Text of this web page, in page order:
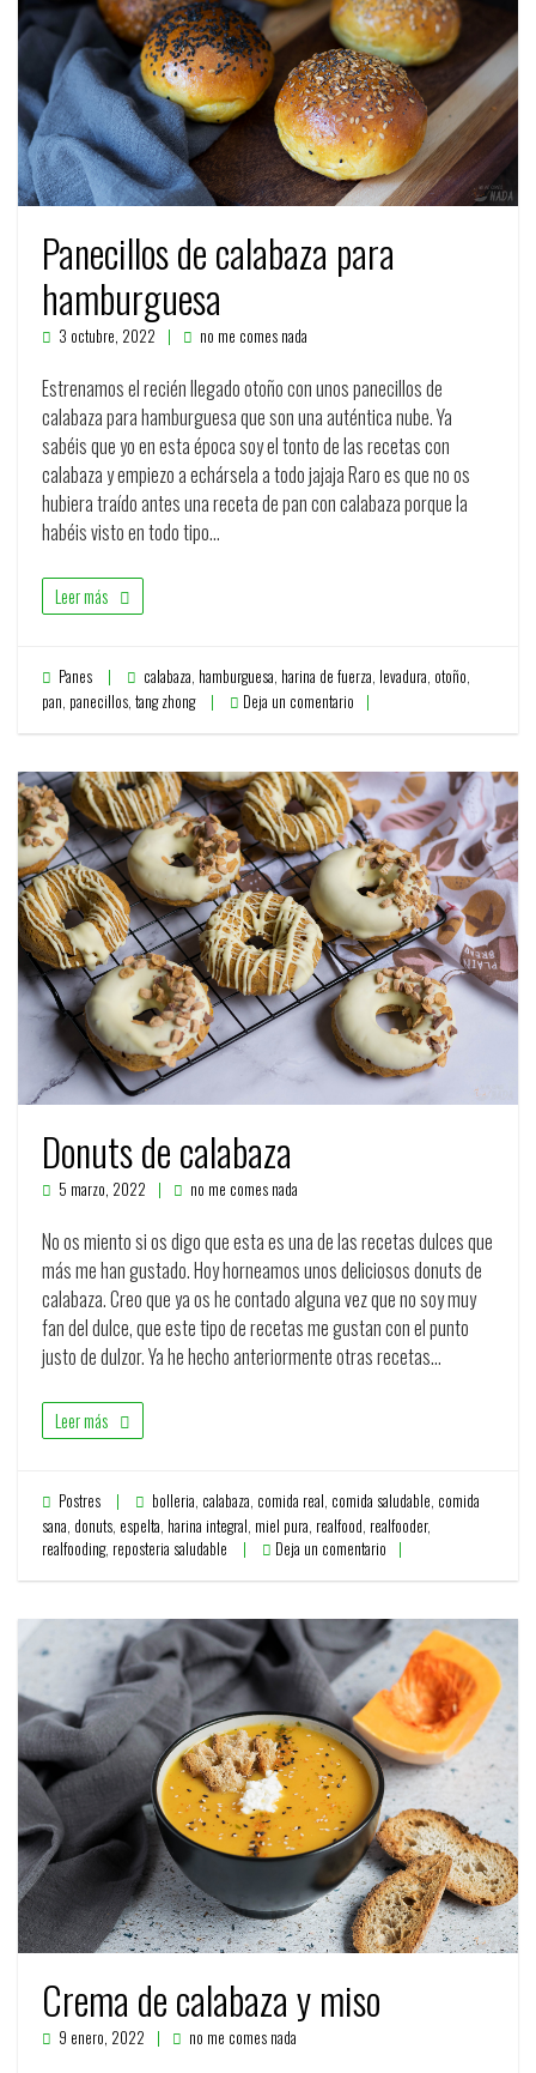
Panecillos de calabaza para
hamburguesa
3 octubre, 2022 no me comes nada
Estrenamos el recién llegado otoño con unos panecillos de
calabaza para hamburguesa que son una auténtica nube. Ya
sabéis que yo en esta época soy el tonto de las recetas con
calabaza y empiezo a echársela a todo jajaja Raro es que no os
hubiera traído antes una receta de pan con calabaza porque la
habéis visto en todo tipo…
Leer más
Panes calabaza, hamburguesa, harina de fuerza, levadura, otoño,
pan, panecillos, tang zhong Deja un comentario
Donuts de calabaza
5 marzo, 2022 no me comes nada
No os miento si os digo que esta es una de las recetas dulces que
más me han gustado. Hoy horneamos unos deliciosos donuts de
calabaza. Creo que ya os he contado alguna vez que no soy muy
fan del dulce, que este tipo de recetas me gustan con el punto
justo de dulzor. Ya he hecho anteriormente otras recetas…
Leer más
Postres bolleria, calabaza, comida real, comida saludable, comida
sana, donuts, espelta, harina integral, miel pura, realfood, realfooder,
realfooding, reposteria saludable Deja un comentario
Crema de calabaza y miso
9 enero, 2022 no me comes nada